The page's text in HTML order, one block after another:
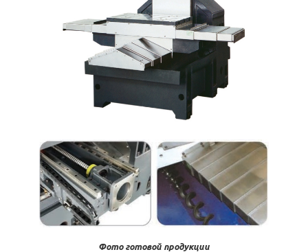
Фото готовой продукции